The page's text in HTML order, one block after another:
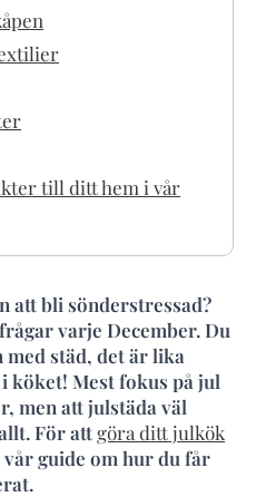
till ditt hem i vår
att bli sönderstressad?
varje December. Du
städ, det är lika
köket! Mest fokus på jul
men att julstäda väl
För attgöra ditt julkök
guide om hur du får